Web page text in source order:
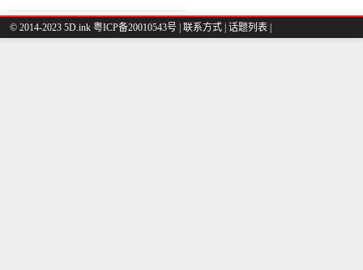
© 2014-2023 5D.ink 粤ICP备20010543号 联系方式 话题列表